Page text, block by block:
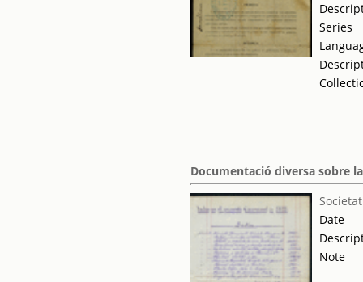
Series
Documentació diversa sobre
Date
Note